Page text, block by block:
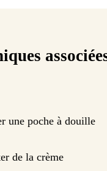
une poche à douille
de la crème